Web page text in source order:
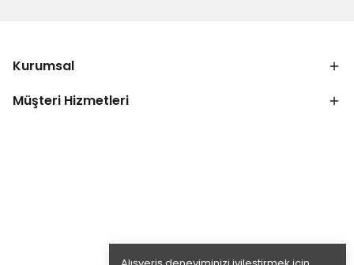
Kurumsal
Müşteri Hizmetleri